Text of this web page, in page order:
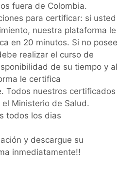
fuera de Colombia.
para certificar: si usted
nuestra plataforma le
en 20 minutos. Si no posee
realizar el curso de
de su tiempo y al
le certifica
Todos nuestros certificados
Ministerio de Salud.
todos los dias
y descargue su
inmediatamente!!